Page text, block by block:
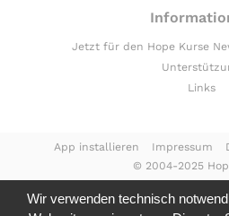
Jetzt für den Hope Kurse
Links
© 2004-2025
App installieren Impressum
Wir verwenden technisch